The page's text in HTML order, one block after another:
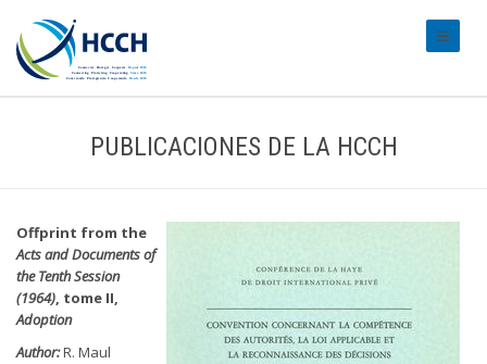
PUBLICACIONES DE LA HCCH
Offprint from the
Acts and Documents of
the Tenth Session
(1964), tome II,
Adoption
Author:R. Maul